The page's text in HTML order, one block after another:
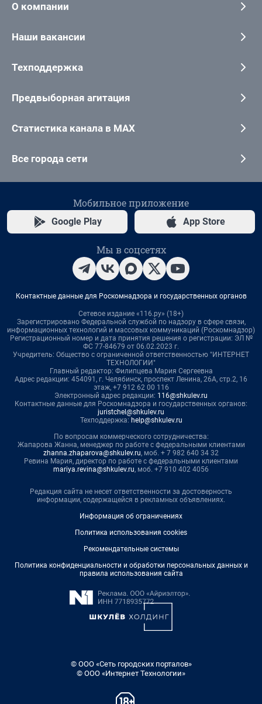
О компании
Наши вакансии
Техподдержка
Предвыборная агитация
Статистика канала в MAX
Все города сети
Мобильное приложение
Google Play App Store
Мы в соцсетях
Контактные данные для Роскомнадзора и государственных органов
Сетевое издание «116.ру» (18+)
Зарегистрировано Федеральной службой по надзору в сфере связи,
информационных технологий и массовых коммуникаций (Роскомнадзор)
Регистрационный номер и дата принятия решения о регистрации: ЭЛ №
ФС 77-84679 от 06.02.2023 г.
Учредитель: Общество с ограниченной ответственностью "ИНТЕРНЕТ
ТЕХНОЛОГИИ"
Главный редактор: Филипцева Мария Сергеевна
Адрес редакции: 454091, г. Челябинск, проспект Ленина, 26А, стр.2, 16
этаж, +7 912 62 00 116
Электронный адрес редакции: 116@shkulev.ru
Контактные данные для Роскомнадзора и государственных органов:
juristchel@shkulev.ru
Техподдержка: help@shkulev.ru
По вопросам коммерческого сотрудничества:
Жапарова Жанна, менеджер по работе с федеральными клиентами
zhanna.zhaparova@shkulev.ru, моб. + 7 982 640 34 32
Ревина Мария, директор по работе с федеральными клиентами
mariya.revina@shkulev.ru, моб. +7 910 402 4056
Редакция сайта не несет ответственности за достоверность
информации, содержащейся в рекламных объявлениях.
Информация об ограничениях
Политика использования cookies
Рекомендательные системы
Политика конфиденциальности и обработки персональных данных и
правила использования сайта
© ООО «Сеть городских порталов»
© ООО «Интернет Технологии»